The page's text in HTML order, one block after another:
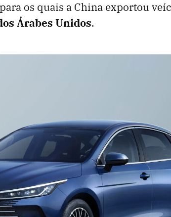
os quais a China exportou
Árabes Unidos.